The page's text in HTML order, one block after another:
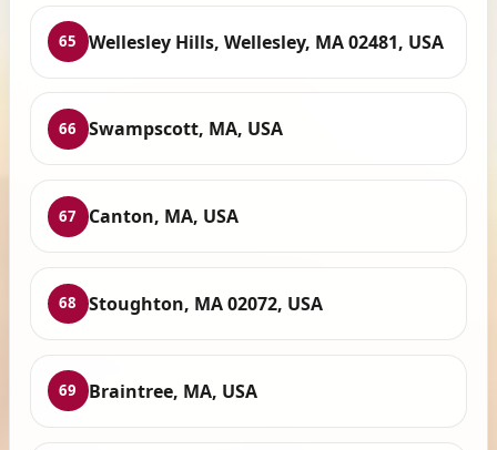
65 Wellesley Hills, Wellesley, MA 02481, USA
66 Swampscott, MA, USA
67 Canton, MA, USA
68 Stoughton, MA 02072, USA
69 Braintree, MA, USA